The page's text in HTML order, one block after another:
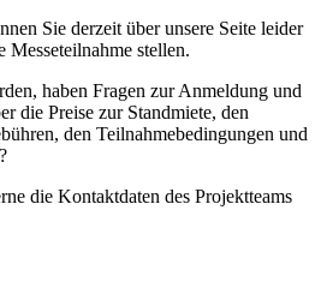
Sie derzeit über unsere Seite leider
Messeteilnahme stellen.
haben Fragen zur Anmeldung und
die Preise zur Standmiete, den
den Teilnahmebedingungen und
die Kontaktdaten des Projektteams